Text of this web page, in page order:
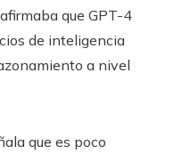
que GPT-4
de inteligencia
a nivel
que es poco